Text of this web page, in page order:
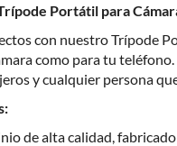
desde que recibes el
Portátil para
con nuestro Trípode
como para tu
y cualquier persona
de alta calidad,